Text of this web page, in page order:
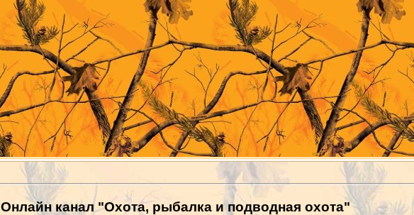
Онлайн канал "Охота, рыбалка и подводная охота"